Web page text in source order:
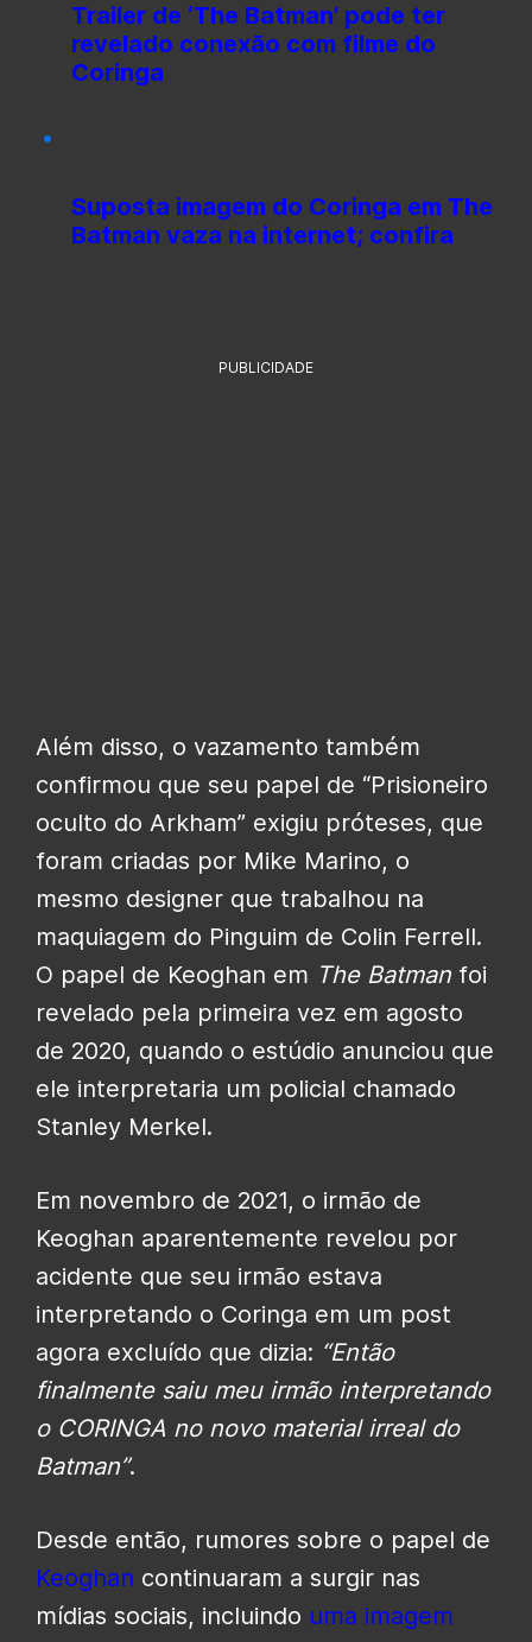
Trailer de ‘The Batman’ pode ter
revelado conexão com filme do
Coringa
Suposta imagem do Coringa em The
Batman vaza na internet; confira
PUBLICIDADE
Além disso, o vazamento também
confirmou que seu papel de “Prisioneiro
oculto do Arkham” exigiu próteses, que
foram criadas por Mike Marino, o
mesmo designer que trabalhou na
maquiagem do Pinguim de Colin Ferrell.
O papel de Keoghan em The Batman foi
revelado pela primeira vez em agosto
de 2020, quando o estúdio anunciou que
ele interpretaria um policial chamado
Stanley Merkel.
Em novembro de 2021, o irmão de
Keoghan aparentemente revelou por
acidente que seu irmão estava
interpretando o Coringa em um post
agora excluído que dizia: “Então
finalmente saiu meu irmão interpretando
o CORINGA no novo material irreal do
Batman”.
Desde então, rumores sobre o papel de
Keoghan continuaram a surgir nas
mídias sociais, incluindo uma imagem